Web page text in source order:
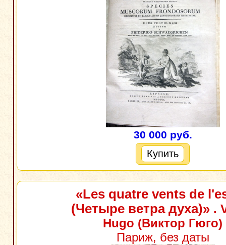
30 000 руб.
Купить
«Les quatre vents de
(Четыре ветра духа)».
Hugo (Виктор Гюго)
Париж, без даты